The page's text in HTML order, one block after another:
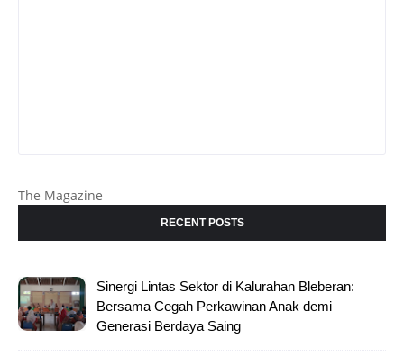
The Magazine
RECENT POSTS
Sinergi Lintas Sektor di Kalurahan Bleberan:
Bersama Cegah Perkawinan Anak demi
Generasi Berdaya Saing